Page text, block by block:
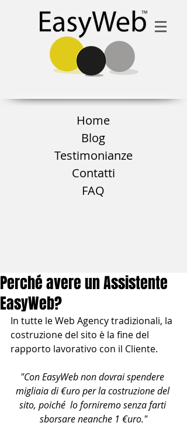
Home
Blog
Testimonianze
Contatti
FAQ
Perché avere un Assistente
EasyWeb?
In tutte le Web Agency tradizionali, la
costruzione del sito è la fine del
rapporto lavorativo con il Cliente.
"Con EasyWeb non dovrai spendere
migliaia di €uro per la costruzione del
sito, poiché  lo forniremo senza farti
sborsare neanche 1 €uro."